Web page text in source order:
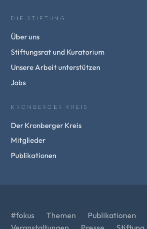
DIE STIFTUNG
Über uns
Stiftungsrat und Kuratorium
Unsere Arbeit unterstützen
Jobs
KRONBERGER KREIS
Der Kronberger Kreis
Mitglieder
Publikationen
#fokus Themen
Publikationen